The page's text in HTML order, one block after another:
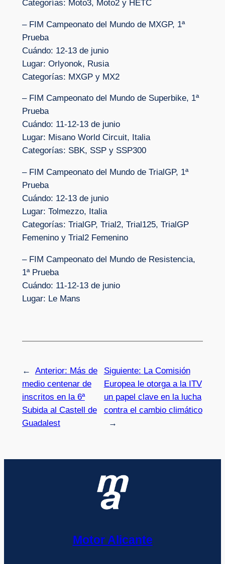
Categorías: Moto3, Moto2 y HETC
– FIM Campeonato del Mundo de MXGP, 1ª
Prueba
Cuándo: 12-13 de junio
Lugar: Orlyonok, Rusia
Categorías: MXGP y MX2
– FIM Campeonato del Mundo de Superbike, 1ª
Prueba
Cuándo: 11-12-13 de junio
Lugar: Misano World Circuit, Italia
Categorías: SBK, SSP y SSP300
– FIM Campeonato del Mundo de TrialGP, 1ª
Prueba
Cuándo: 12-13 de junio
Lugar: Tolmezzo, Italia
Categorías: TrialGP, Trial2, Trial125, TrialGP
Femenino y Trial2 Femenino
– FIM Campeonato del Mundo de Resistencia,
1ª Prueba
Cuándo: 11-12-13 de junio
Lugar: Le Mans
← Anterior: Más de
medio centenar de
inscritos en la 6ª
Subida al Castell de
Guadalest
Siguiente: La Comisión
Europea le otorga a la ITV
un papel clave en la lucha
contra el cambio climático
→
Motor Alicante